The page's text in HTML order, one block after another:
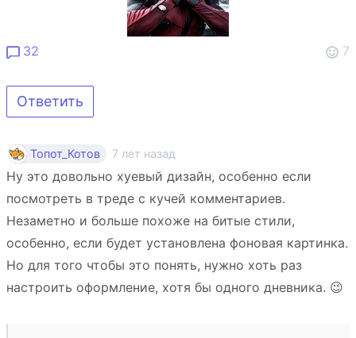
32 7
Ответить
Топот_Котов 7 лет назад
Ну это довольно хуевый дизайн, особенно если
посмотреть в треде с кучей комментариев.
Незаметно и больше похоже на битые стили,
особенно, если будет установлена фоновая картинка.
Но для того чтобы это понять, нужно хоть раз
настроить оформление, хотя бы одного дневника. 😉